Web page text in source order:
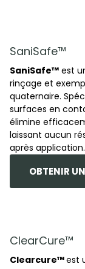
SaniSafe™
SaniSafe™ est
rinçage et
quaternaire.
surfaces en
élimine
laissant aucun
après application.
OBTENIR
ClearCure™
Clearcure™est